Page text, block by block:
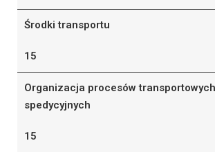
Środki transportu
15
Organizacja procesów
spedycyjnych
15